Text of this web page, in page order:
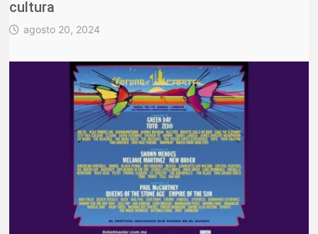
cultura
agosto 20, 2024